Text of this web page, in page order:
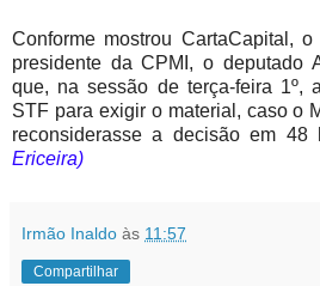
Conforme mostrou CartaCapital,
presidente da CPMI, o deputado
que, na sessão de terça-feira 1º,
STF para exigir o material, caso o
reconsiderasse a decisão em 48
Ericeira)
Irmão Inaldo às 11:57
Compartilhar